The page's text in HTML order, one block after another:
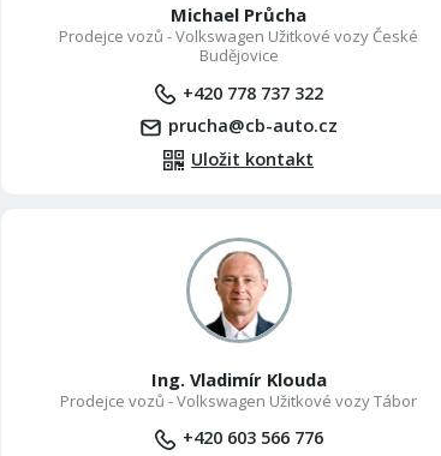
Michael Průcha
Prodejce vozů - Volkswagen Užitkové vozy České
Budějovice
+420 778 737 322
prucha@cb-auto.cz
Uložit kontakt
Ing. Vladimír Klouda
Prodejce vozů - Volkswagen Užitkové vozy Tábor
+420 603 566 776